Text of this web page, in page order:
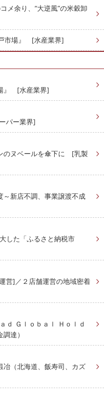
メ余り、“大逆風”の米穀卸
市場』 [水産業界]
』 [水産業界]
パー業界]
のヌベールを傘下に [乳製
新店不調、事業譲渡不成
した「ふるさと納税市
営]／２店舗運営の地域密着
ｄ Ｇｌｏｂａｌ Ｈｏｌｄ
達）
（北海道、飯寿司、カズ